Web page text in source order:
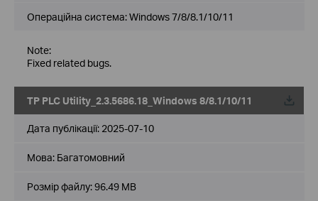
Операційна система: Windows 7/8/8.1/10/11
Note:
Fixed related bugs.
TP PLC Utility_2.3.5686.18_Windows 8/8.1/10/11
Дата публікації: 2025-07-10
Мова: Багатомовний
Розмір файлу:96.49 MB